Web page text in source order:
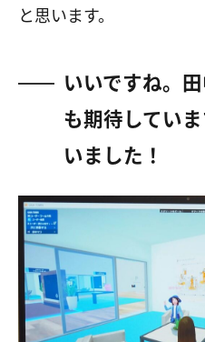
と思います。
いいですね。
も期待してい
いました！